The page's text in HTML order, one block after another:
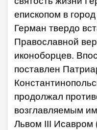
епископом в
Герман твердо
Православной
иконоборцев.
поставлен
продолжал
возглавляемым
Львом III Исавром